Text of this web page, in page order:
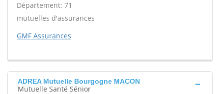
Département: 71
mutuelles d'assurances
GMF Assurances
ADREA Mutuelle Bourgogne MACON
Mutuelle Santé Sénior